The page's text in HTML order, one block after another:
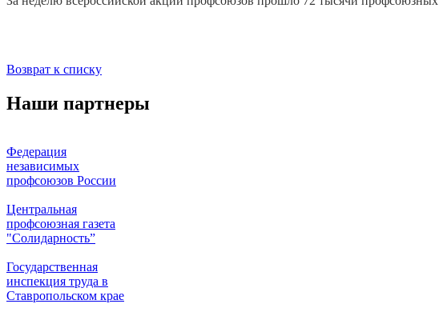
Возврат к списку
Наши партнеры
Федерация
независимых
профсоюзов России
Центральная
профсоюзная газета
"Солидарность”
Государственная
инспекция труда в
Ставропольском крае